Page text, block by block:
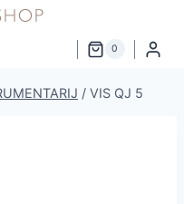
0
/ VIS QJ 5